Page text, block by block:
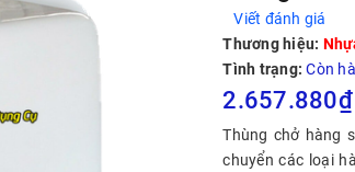
Viết đánh giá
Thương hiệu:
Tình trạng: Còn
2.657.880₫
Thùng chở hàng
chuyển các loại